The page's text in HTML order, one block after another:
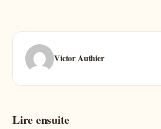
Victor Authier
Lire ensuite